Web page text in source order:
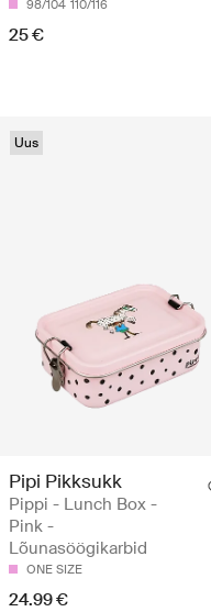
98/104 110/116
25 €
Uus
Pipi Pikksukk
Pippi - Lunch Box -
Pink -
Lõunasöögikarbid
ONE SIZE
24.99 €